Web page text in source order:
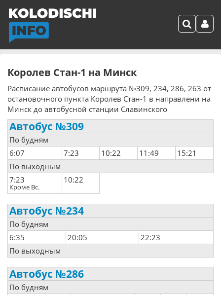
Королев Стан-1 на Минск
Расписание автобусов маршрута №309, 234, 286, 263 от
остановочного пункта Королев Стан-1 в направлени на
Минск до автобусной станции Славинского
Автобус №309
По будням
6:07
7:23 10:22 11:49
15:21
По выходным
7:23
Кроме Вс.
10:22
Автобус №234
По будням
6:35
20:05
22:23
По выходным
Автобус №286
По будням